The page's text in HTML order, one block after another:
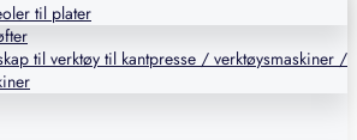
til plater
til verktøy til kantpresse / verktøysmaskiner /